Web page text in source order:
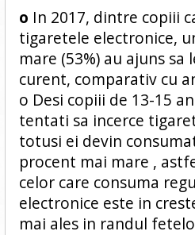
o In 2017, dintre copiii
tigaretele electronice,
mare (53%) au ajuns sa
curent, comparativ cu
o Desi copiii de 13-15
tentati sa incerce
totusi ei devin
procent mai mare ,
celor care consuma
electronice este in
mai ales in randul